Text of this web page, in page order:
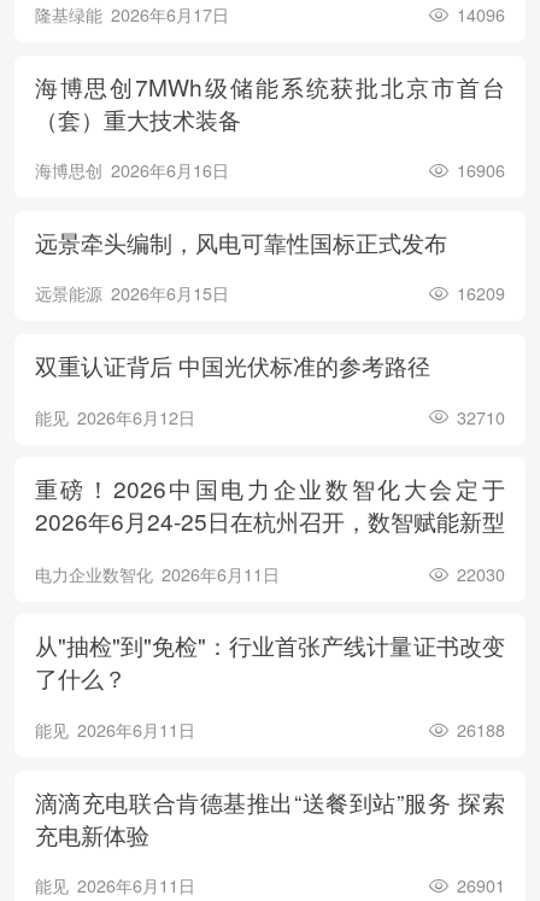
隆基绿能 2026年6月17日 14096
海博思创7MWh级储能系统获批北京市首台
（套）重大技术装备
海博思创 2026年6月16日 16906
远景牵头编制，风电可靠性国标正式发布
远景能源 2026年6月15日 16209
双重认证背后 中国光伏标准的参考路径
能见 2026年6月12日 32710
重磅！2026中国电力企业数智化大会定于
2026年6月24-25日在杭州召开，数智赋能新型
电力企业数智化 2026年6月11日 22030
从"抽检"到"免检"：行业首张产线计量证书改变
了什么？
能见 2026年6月11日 26188
滴滴充电联合肯德基推出“送餐到站”服务 探索
充电新体验
能见 2026年6月11日 26901